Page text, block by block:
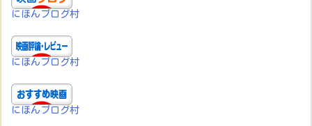
にほんブログ村
にほんブログ村
にほんブログ村